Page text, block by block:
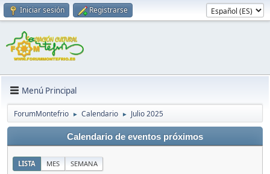
Iniciar sesión Registrarse
Menú Principal
ForumMontefrio ► Calendario ► Julio 2025
Calendario de eventos próximos
LISTA MES SEMANA